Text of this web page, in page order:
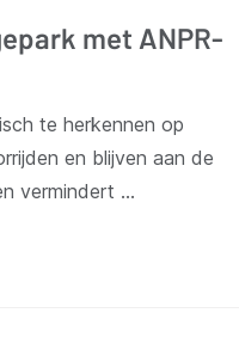
met ANPR-
te herkennen op
en blijven aan de
vermindert …